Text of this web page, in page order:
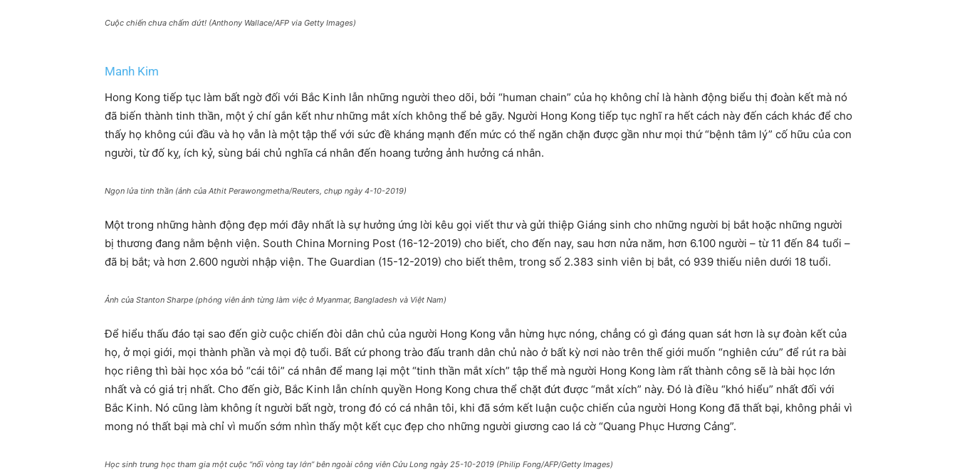
Cuộc chiến chưa chấm dứt! (Anthony Wallace/AFP via Getty Images)
Manh Kim
Hong Kong tiếp tục làm bất ngờ đối với Bắc Kinh lẫn những người theo dõi, bởi “human chain” của họ không chỉ là hành động biểu thị đoàn kết mà nó
đã biến thành tinh thần, một ý chí gắn kết như những mắt xích không thể bẻ gãy. Người Hong Kong tiếp tục nghĩ ra hết cách này đến cách khác để cho
thấy họ không cúi đầu và họ vẫn là một tập thể với sức đề kháng mạnh đến mức có thể ngăn chặn được gần như mọi thứ “bệnh tâm lý” cố hữu của con
người, từ đố kỵ, ích kỷ, sùng bái chủ nghĩa cá nhân đến hoang tưởng ảnh hưởng cá nhân.
Ngọn lửa tinh thần (ảnh của Athit Perawongmetha/Reuters, chụp ngày 4-10-2019)
Một trong những hành động đẹp mới đây nhất là sự hưởng ứng lời kêu gọi viết thư và gửi thiệp Giáng sinh cho những người bị bắt hoặc những người
bị thương đang nằm bệnh viện. South China Morning Post (16-12-2019) cho biết, cho đến nay, sau hơn nửa năm, hơn 6.100 người – từ 11 đến 84 tuổi –
đã bị bắt; và hơn 2.600 người nhập viện. The Guardian (15-12-2019) cho biết thêm, trong số 2.383 sinh viên bị bắt, có 939 thiếu niên dưới 18 tuổi.
Ảnh của Stanton Sharpe (phóng viên ảnh từng làm việc ở Myanmar, Bangladesh và Việt Nam)
Để hiểu thấu đáo tại sao đến giờ cuộc chiến đòi dân chủ của người Hong Kong vẫn hừng hực nóng, chẳng có gì đáng quan sát hơn là sự đoàn kết của
họ, ở mọi giới, mọi thành phần và mọi độ tuổi. Bất cứ phong trào đấu tranh dân chủ nào ở bất kỳ nơi nào trên thế giới muốn “nghiên cứu” để rút ra bài
học riêng thì bài học xóa bỏ “cái tôi” cá nhân để mang lại một “tinh thần mắt xích” tập thể mà người Hong Kong làm rất thành công sẽ là bài học lớn
nhất và có giá trị nhất. Cho đến giờ, Bắc Kinh lẫn chính quyền Hong Kong chưa thể chặt đứt được “mắt xích” này. Đó là điều “khó hiểu” nhất đối với
Bắc Kinh. Nó cũng làm không ít người bất ngờ, trong đó có cá nhân tôi, khi đã sớm kết luận cuộc chiến của người Hong Kong đã thất bại, không phải vì
mong nó thất bại mà chỉ vì muốn sớm nhìn thấy một kết cục đẹp cho những người giương cao lá cờ “Quang Phục Hương Cảng”.
Học sinh trung học tham gia một cuộc “nối vòng tay lớn” bên ngoài công viên Cửu Long ngày 25-10-2019 (Philip Fong/AFP/Getty Images)